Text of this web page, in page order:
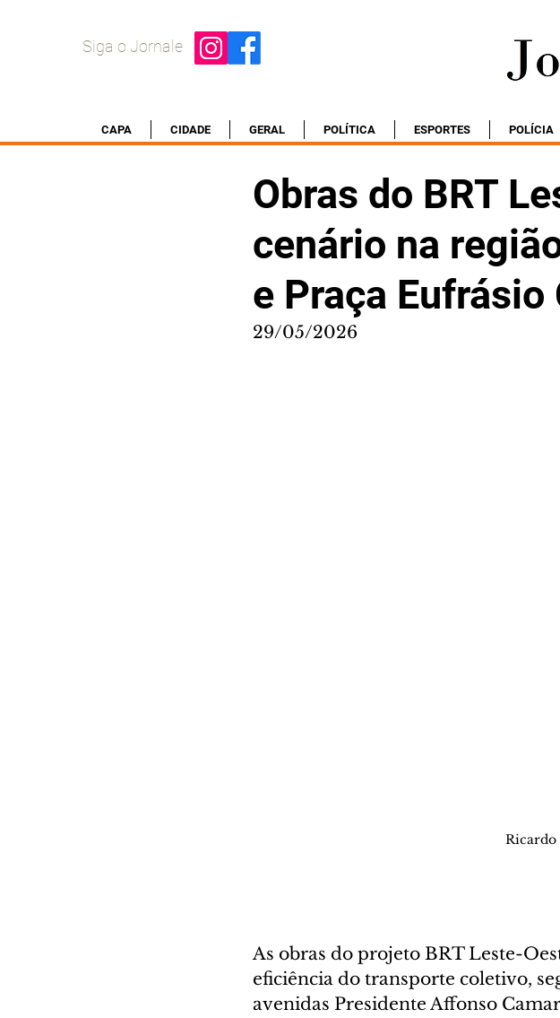
Siga o Jornale
CAPA CIDADE GERAL POLÍTICA ESPORTES POLÍCIA
Obras do BRT
cenário na
e Praça Eufrásio
29/05/2026
Ricardo
As obras do projeto BRT Leste-
eficiência do transporte coletivo,
avenidas Presidente Affonso